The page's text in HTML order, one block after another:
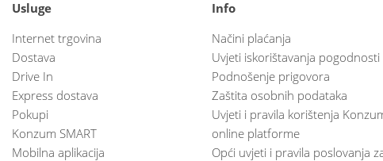
Usluge
Internet trgovina
Dostava
Drive In
Express dostava
Pokupi
Konzum SMART
Mobilna aplikacija
Info
Načini plaćanja
Uvjeti iskorištavanja pogodnosti
Podnošenje prigovora
Zaštita osobnih podataka
Uvjeti i pravila korištenja
online platforme
Opći uvjeti i pravila poslovanja